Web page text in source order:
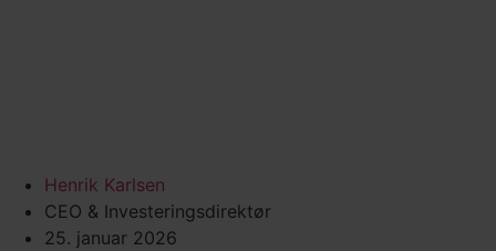
Henrik Karlsen
CEO & Investeringsdirektør
25. januar 2026